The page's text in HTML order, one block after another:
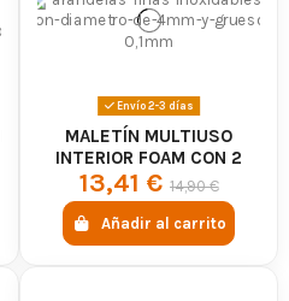
Envío 2-3 días
MALETÍN MULTIUSO
INTERIOR FOAM CON 2
CLIPS
13,41 € 14,90 €
Añadir al carrito